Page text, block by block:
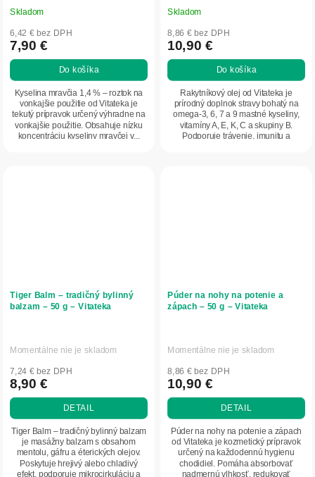
Skladom
6,42 € bez DPH
7,90 €
Do košíka
Kyselina mravčia 1,4 % – roztok na
vonkajšie použitie od Vitateka je
tekutý prípravok určený výhradne na
vonkajšie použitie. Obsahuje nízku
koncentráciu kyseliny mravčej v...
Skladom
8,86 € bez DPH
10,90 €
Do košíka
Rakytníkový olej od Vitateka je
prírodný doplnok stravy bohatý na
omega-3, 6, 7 a 9 mastné kyseliny,
vitamíny A, E, K, C a skupiny B.
Podporuje trávenie, imunitu a
Tiger Balm – tradičný bylinný
balzam – 50 g – Vitateka
Momentálne nie je skladom
7,24 € bez DPH
8,90 €
DETAIL
Tiger Balm – tradičný bylinný balzam
je masážny balzam s obsahom
mentolu, gáfru a éterických olejov.
Poskytuje hrejivý alebo chladivý
efekt, podporuje mikrocirkuláciu a
Púder na nohy na potenie a
zápach – 50 g – Vitateka
Momentálne nie je skladom
8,86 € bez DPH
10,90 €
DETAIL
Púder na nohy na potenie a zápach
od Vitateka je kozmetický prípravok
určený na každodennú hygienu
chodidiel. Pomáha absorbovať
nadmernú vlhkosť, redukovať